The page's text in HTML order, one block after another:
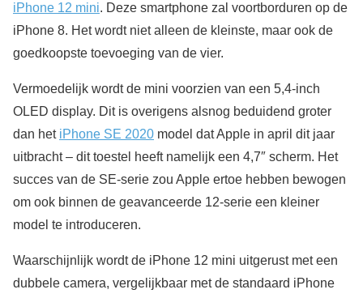
iPhone 12 mini. Deze smartphone zal voortborduren op de
iPhone 8. Het wordt niet alleen de kleinste, maar ook de
goedkoopste toevoeging van de vier.
Vermoedelijk wordt de mini voorzien van een 5,4-inch
OLED display. Dit is overigens alsnog beduidend groter
dan het iPhone SE 2020 model dat Apple in april dit jaar
uitbracht – dit toestel heeft namelijk een 4,7″ scherm. Het
succes van de SE-serie zou Apple ertoe hebben bewogen
om ook binnen de geavanceerde 12-serie een kleiner
model te introduceren.
Waarschijnlijk wordt de iPhone 12 mini uitgerust met een
dubbele camera, vergelijkbaar met de standaard iPhone